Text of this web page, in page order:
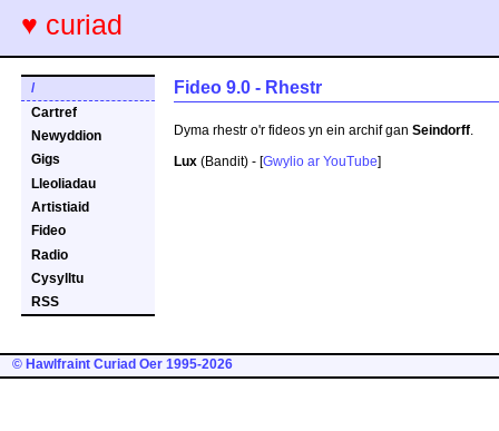
♥ curiad
/
Cartref
Newyddion
Gigs
Lleoliadau
Artistiaid
Fideo
Radio
Cysylltu
RSS
Fideo 9.0 - Rhestr
Dyma rhestr o'r fideos yn ein archif gan Seindorff.
Lux (Bandit) - [Gwylio ar YouTube]
© Hawlfraint Curiad Oer 1995-2026